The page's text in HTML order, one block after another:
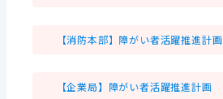
【消防本部】障がい者活躍推進計画
【企業局】障がい者活躍推進計画